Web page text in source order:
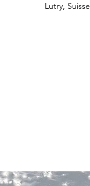
Lutry, Suisse